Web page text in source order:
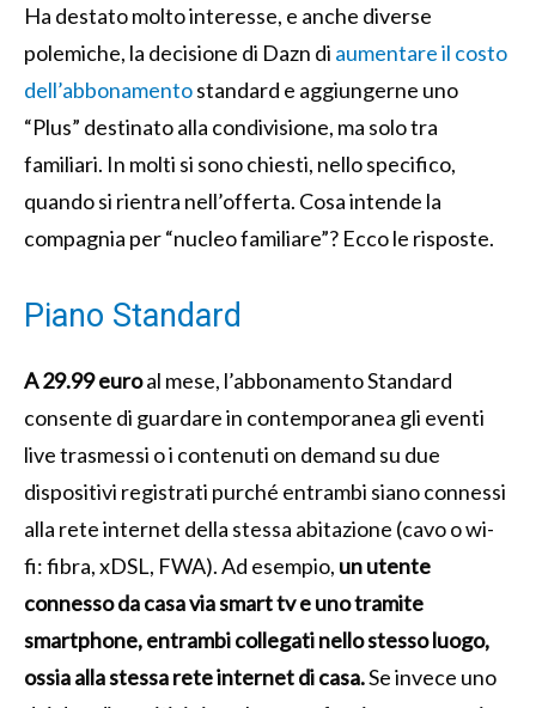
Ha destato molto interesse, e anche diverse
polemiche, la decisione di Dazn di aumentare il costo
dell’abbonamentostandard e aggiungerne uno
“Plus” destinato alla condivisione, ma solo tra
familiari. In molti si sono chiesti, nello specifico,
quando si rientra nell’offerta. Cosa intende la
compagnia per “nucleo familiare”? Ecco le risposte.
Piano Standard
A 29.99 euroal mese, l’abbonamento Standard
consente di guardare in contemporanea gli eventi
live trasmessi o i contenuti on demand su due
dispositivi registrati purché entrambi siano connessi
alla rete internet della stessa abitazione (cavo o wi-
fi: fibra, xDSL, FWA). Ad esempio, un utente
connesso da casa via smart tv e uno tramite
smartphone, entrambi collegati nello stesso luogo,
ossia alla stessa rete internet di casa.Se invece uno